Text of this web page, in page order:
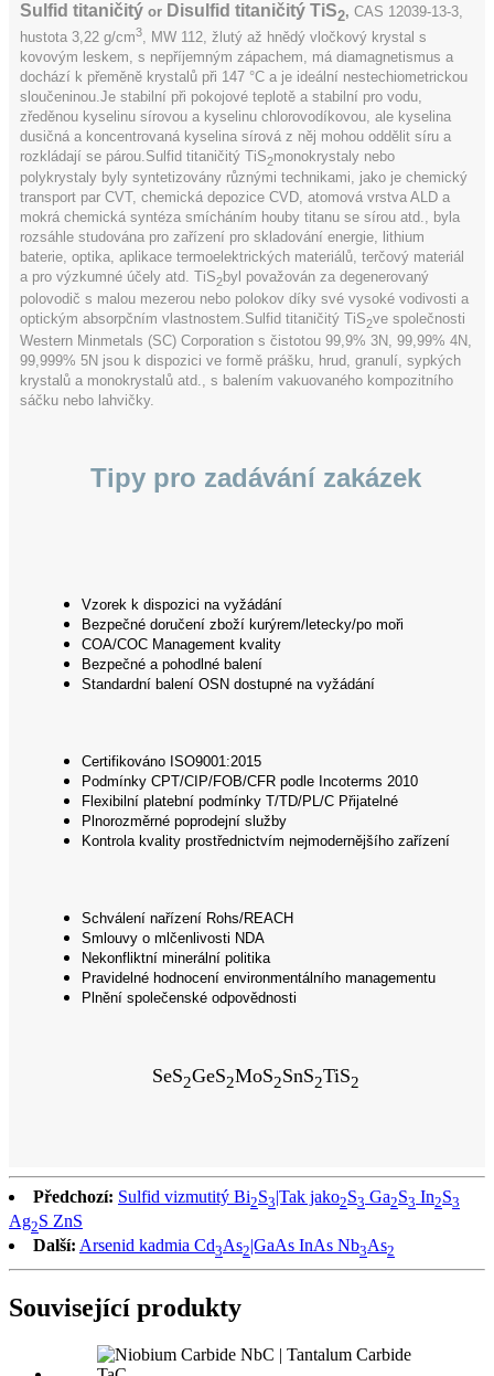
Sulfid titaničitý or Disulfid titaničitý TiS2, CAS 12039-13-3,
hustota 3,22 g/cm3
, MW 112, žlutý až hnědý vločkový krystal s
kovovým leskem, s nepříjemným zápachem, má diamagnetismus a
dochází k přeměně krystalů při 147 °C a je ideální nestechiometrickou
sloučeninou.Je stabilní při pokojové teplotě a stabilní pro vodu,
zředěnou kyselinu sírovou a kyselinu chlorovodíkovou, ale kyselina
dusičná a koncentrovaná kyselina sírová z něj mohou oddělit síru a
rozkládají se párou.Sulfid titaničitý TiS2monokrystaly nebo
polykrystaly byly syntetizovány různými technikami, jako je chemický
transport par CVT, chemická depozice CVD, atomová vrstva ALD a
mokrá chemická syntéza smícháním houby titanu se sírou atd., byla
rozsáhle studována pro zařízení pro skladování energie, lithium
baterie, optika, aplikace termoelektrických materiálů, terčový materiál
a pro výzkumné účely atd. TiS2byl považován za degenerovaný
polovodič s malou mezerou nebo polokov díky své vysoké vodivosti a
optickým absorpčním vlastnostem.Sulfid titaničitý TiS2ve společnosti
Western Minmetals (SC) Corporation s čistotou 99,9% 3N, 99,99% 4N,
99,999% 5N jsou k dispozici ve formě prášku, hrud, granulí, sypkých
krystalů a monokrystalů atd., s balením vakuovaného kompozitního
sáčku nebo lahvičky.
Tipy pro zadávání zakázek
Vzorek k dispozici na vyžádání
Bezpečné doručení zboží kurýrem/letecky/po moři
COA/COC Management kvality
Bezpečné a pohodlné balení
Standardní balení OSN dostupné na vyžádání
Certifikováno ISO9001:2015
Podmínky CPT/CIP/FOB/CFR podle Incoterms 2010
Flexibilní platební podmínky T/TD/PL/C Přijatelné
Plnorozměrné poprodejní služby
Kontrola kvality prostřednictvím nejmodernějšího zařízení
Schválení nařízení Rohs/REACH
Smlouvy o mlčenlivosti NDA
Nekonfliktní minerální politika
Pravidelné hodnocení environmentálního managementu
Plnění společenské odpovědnosti
SeS2GeS2MoS2SnS2TiS2
Předchozí: Sulfid vizmutitý Bi2S3|Tak jako2S3 Ga2S3 In2S3
Ag2S ZnS
Další: Arsenid kadmia Cd3As2|GaAs InAs Nb3As2
Související produkty